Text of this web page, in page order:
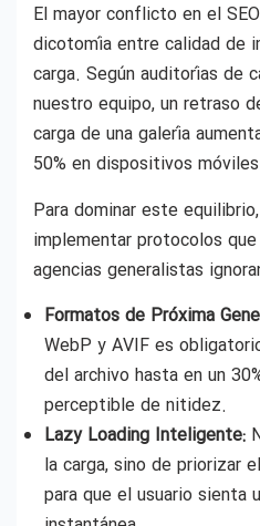
El mayor conflicto en el
dicotomía entre calidad de
carga. Según auditorías de
nuestro equipo, un retraso
carga de una galería
50% en dispositivos
Para dominar este
implementar protocolos
agencias generalistas
Formatos de Próxima
WebP y AVIF es
del archivo hasta en un
perceptible de nitidez.
Lazy Loading Inteligente:
la carga, sino de priorizar
para que el usuario sienta